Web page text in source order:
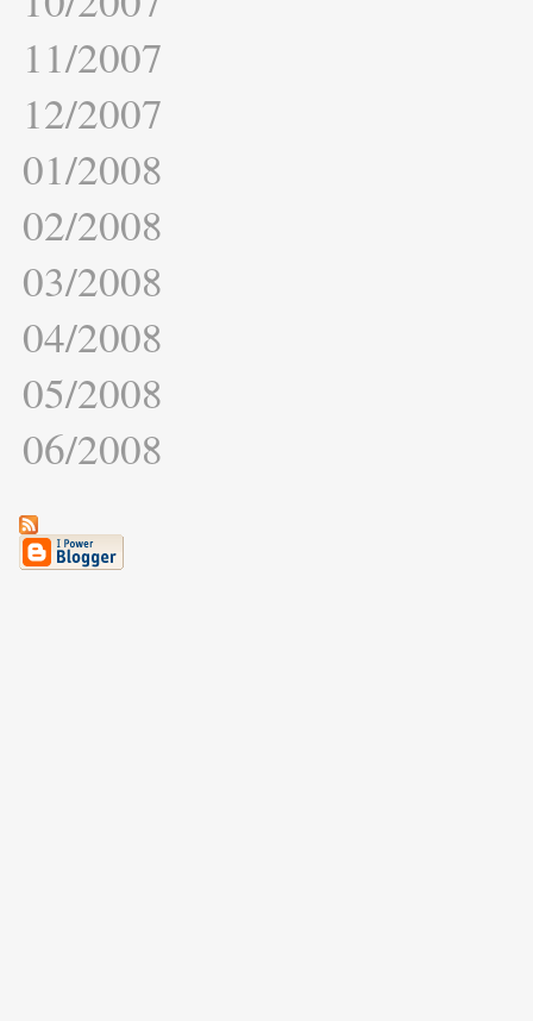
11/2007
12/2007
01/2008
02/2008
03/2008
04/2008
05/2008
06/2008